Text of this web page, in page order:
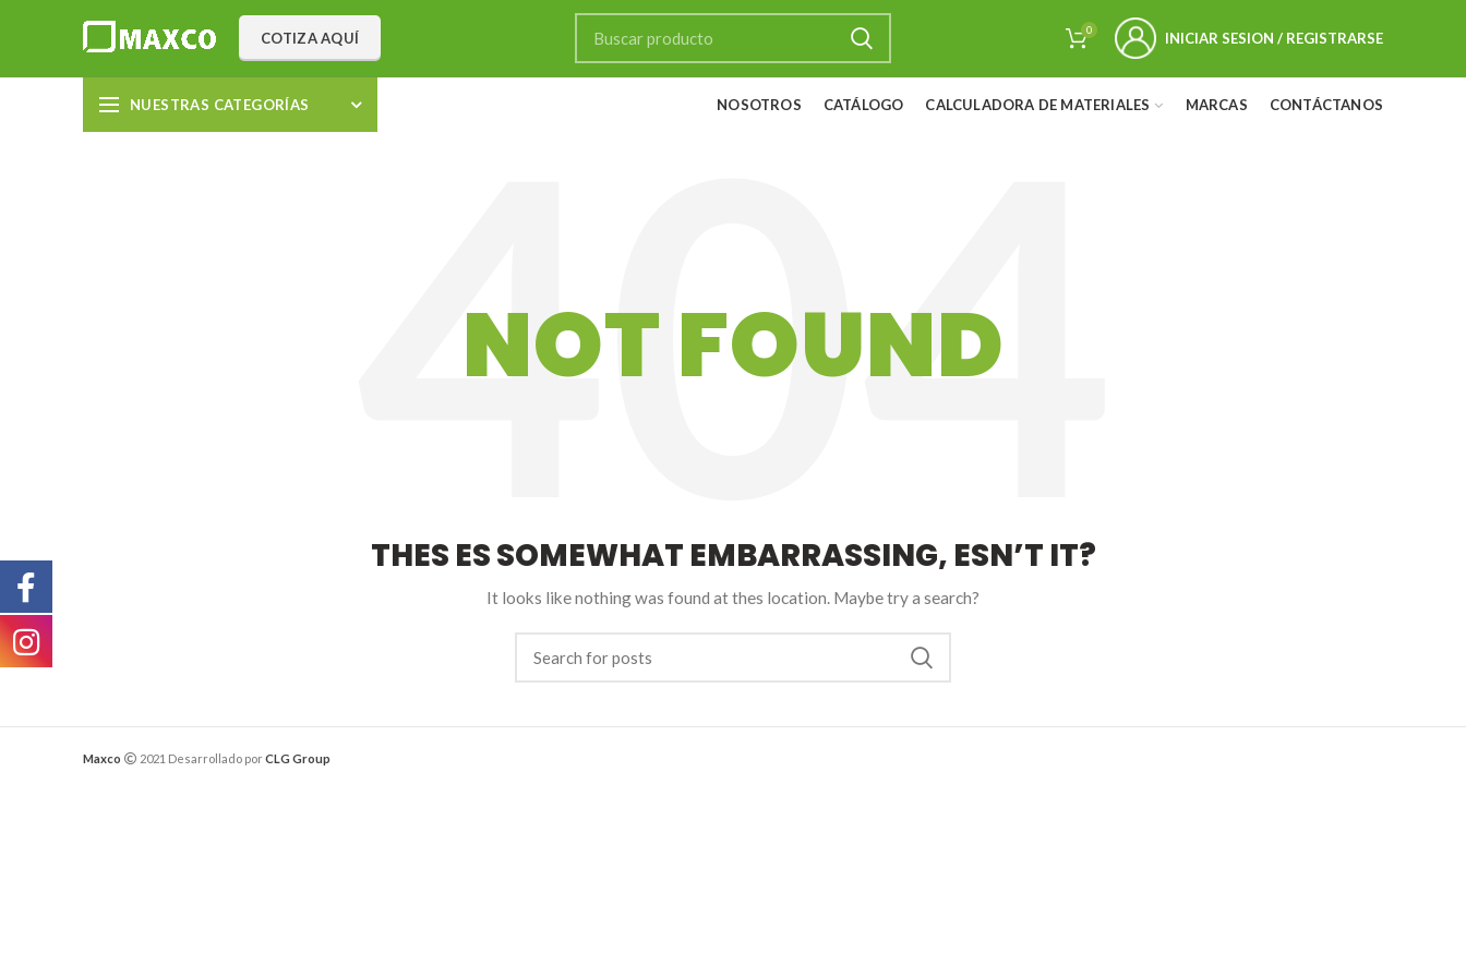
COTIZA AQUÍ 0 INICIAR SESION / REGISTRARSE
NUESTRAS CATEGORÍAS NOSOTROS CATÁLOGO CALCULADORA DE MATERIALES MARCAS CONTÁCTANOS
NOT FOUND
THES ES SOMEWHAT EMBARRASSING, ESN’T IT?
It looks like nothing was found at thes location. Maybe try a search?
Maxco 2021 Desarrollado porCLG Group